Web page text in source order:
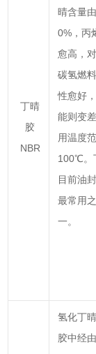
丁晴
胶
NBR
晴含量
0%，丙
愈高，
碳氢燃
性愈好
能则变
用温度
100℃。
目前油
最常用
一。
氢化丁
胶中经